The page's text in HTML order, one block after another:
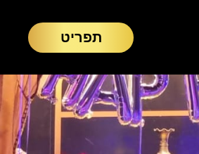
תפריט